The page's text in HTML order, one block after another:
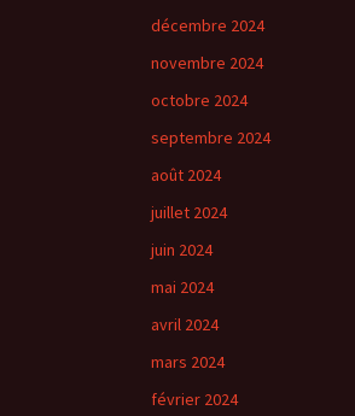
décembre 2024
novembre 2024
octobre 2024
septembre 2024
août 2024
juillet 2024
juin 2024
mai 2024
avril 2024
mars 2024
février 2024